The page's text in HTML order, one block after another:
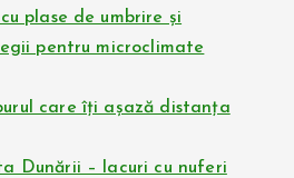
plase de umbrire și
pentru microclimate
care îți așază distanța
Dunării – lacuri cu nuferi